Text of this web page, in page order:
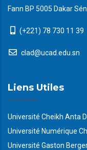
Fann BP 5005 Dakar
(+221) 78 730 11 39
clad@ucad.edu.sn
Liens Utiles
Université Cheikh Anta
Université Numérique
Université Gaston